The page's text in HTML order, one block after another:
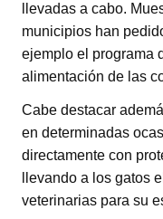
llevadas a cabo.
municipios han
ejemplo el programa
alimentación de las
Cabe destacar
en determinadas
directamente con
llevando a los gatos
veterinarias para su